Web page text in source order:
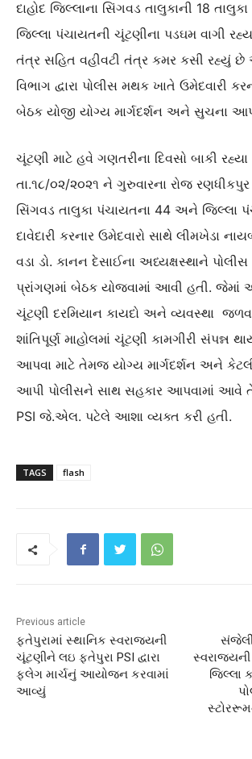
દાહોદ જિલ્લાના સિંગવડ તાલુકાની 18
જિલ્લા પંચાયતની ચૂંટણીના પડઘમ વાગી
તંત્ર સહિત વહીવટી તંત્ર કમર કસી રહ્યું
વિભાગ દ્વારા પોલીસ મથક ખાતે ઉમેદવારી
બેઠક યોજી યોગ્ય માર્ગદર્શન અને સુચના
ચૂંટણી માટે હવે ગણતરીના દિવસો બાકી
તા.૧૮/૦૨/૨૦૨૧ ને ગુરુવારના રોજ રણધીકપુર
સિંગવડ તાલુકા પંચાયતના 44 અને જિલ્લા
દાવેદારી કરનાર ઉમેદવારો સાથે લીમખેડા
વડા ડો. કાનન દેસાઈના અધ્યક્ષસ્થાને
પ્રાંગણમાં બેઠક યોજવામાં આવી હતી. જેમાં
ચૂંટણી દરમિયાન કાયદો અને વ્યવસ્થા
શાંતિપૂર્ણ માહોલમાં ચૂંટણી કામગીરી સંપન્ન
આપવા માટે તેમજ યોગ્ય માર્ગદર્શન અને
આપી પોલીસને સાથ સહકાર આપવામાં આવે
PSI જે.એલ. પટેલે આશા વ્યક્ત કરી હતી.
TAGS flash
Previous article
ફતેપુરામાં સ્થાનિક સ્વરાજ્યની
ચૂંટણીને લઇ ફતેપુરા PSI દ્વારા
ફ્લેગ માર્ચનું આયોજન કરવામાં
આવ્યું
સંજેલી
જિલ્લા